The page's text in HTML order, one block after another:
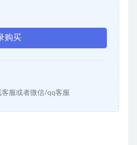
购买
客服或者微信/qq客服